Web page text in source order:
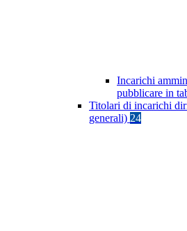
Incarichi
pubblicare in
Titolari di incarichi
generali) 24